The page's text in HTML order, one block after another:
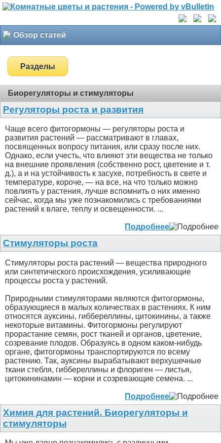
Обзор статей
Разделы
Биорегуляторы и стимуляторы
Регуляторы роста и развития
Чаще всего фитогормоны — регуляторы роста и
развития растений — рассматривают в главах,
посвященных вопросу питания, или сразу после них.
Однако, если учесть, что влияют эти вещества не только
на внешние проявления (собственно рост, цветение и т.
д.), а и на устойчивость к засухе, потребность в свете и
температуре, короче, — на все, на что только можно
повлиять у растения, лучше вспомнить о них именно
сейчас, когда мы уже познакомились с требованиями
растений к влаге, теплу и освещенности. ...
Подробнее
Стимуляторы роста
Стимуляторы роста растений — вещества природного
или синтетического происхождения, усиливающие
процессы роста у растений.
Природными стимуляторами являются фитогормоны,
образующиеся в малых количествах в растениях. К ним
относятся ауксины, гиббереллины, цитокинины, а также
некоторые витамины. Фитогормоны регулируют
прорастание семян, рост тканей и органов, цветение,
созревание плодов. Образуясь в одном каком-нибудь
органе, фитогормоны транспортируются по всему
растению. Так, ауксины вырабатывают верхушечные
ткани стебля, гиббереллины и флориген — листья,
цитокининамин — корни и созревающие семена. ...
Подробнее
Химия для растений. Биорегуляторы и
стимуляторы